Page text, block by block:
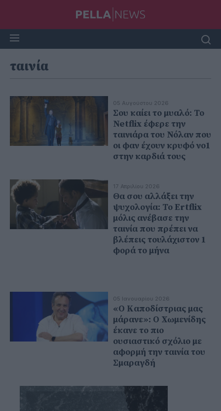
ταινία
05 Αυγούστου 2026
Σου καίει το μυαλό: Το
Netflix έφερε την
ταινιάρα του Νόλαν που
οι φαν έχουν κρυφό νο1
στην καρδιά τους
17 Απριλίου 2026
Θα σου αλλάξει την
ψυχολογία: Το Ertflix
μόλις ανέβασε την
ταινία που πρέπει να
βλέπεις τουλάχιστον 1
φορά το μήνα
05 Ιανουαρίου 2026
«Ο Καποδίστριας μας
μάρανε»: Ο Χωμενίδης
έκανε το πιο
ουσιαστικό σχόλιο με
αφορμή την ταινία του
Σμαραγδή